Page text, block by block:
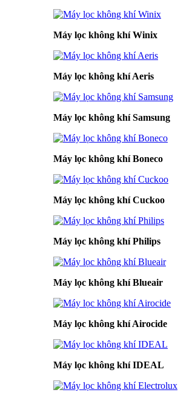
Máy lọc không khí Winix
Máy lọc không khí Aeris
Máy lọc không khí Samsung
Máy lọc không khí Boneco
Máy lọc không khí Cuckoo
Máy lọc không khí Philips
Máy lọc không khí Blueair
Máy lọc không khí Airocide
Máy lọc không khí IDEAL